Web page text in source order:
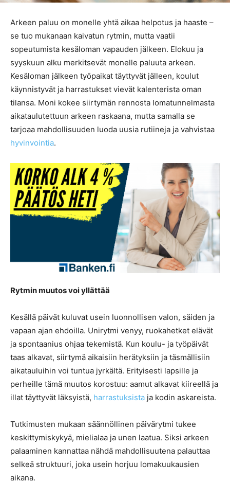
Arkeen paluu on monelle yhtä aikaa helpotus ja haaste –
se tuo mukanaan kaivatun rytmin, mutta vaatii
sopeutumista kesäloman vapauden jälkeen. Elokuu ja
syyskuun alku merkitsevät monelle paluuta arkeen.
Kesäloman jälkeen työpaikat täyttyvät jälleen, koulut
käynnistyvät ja harrastukset vievät kalenterista oman
tilansa. Moni kokee siirtymän rennosta lomatunnelmasta
aikataulutettuun arkeen raskaana, mutta samalla se
tarjoaa mahdollisuuden luoda uusia rutiineja ja vahvistaa
hyvinvointia.
Rytmin muutos voi yllättää
Kesällä päivät kuluvat usein luonnollisen valon, säiden ja
vapaan ajan ehdoilla. Unirytmi venyy, ruokahetket elävät
ja spontaanius ohjaa tekemistä. Kun koulu- ja työpäivät
taas alkavat, siirtymä aikaisiin herätyksiin ja täsmällisiin
aikatauluihin voi tuntua jyrkältä. Erityisesti lapsille ja
perheille tämä muutos korostuu: aamut alkavat kiireellä ja
illat täyttyvät läksyistä, harrastuksista ja kodin askareista.
Tutkimusten mukaan säännöllinen päivärytmi tukee
keskittymiskykyä, mielialaa ja unen laatua. Siksi arkeen
palaaminen kannattaa nähdä mahdollisuutena palauttaa
selkeä struktuuri, joka usein horjuu lomakuukausien
aikana.